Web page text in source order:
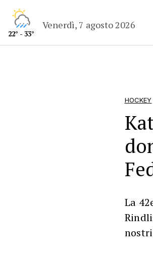
22° - 33°
Venerdì, 7 agosto 2026
HOCKEY
La